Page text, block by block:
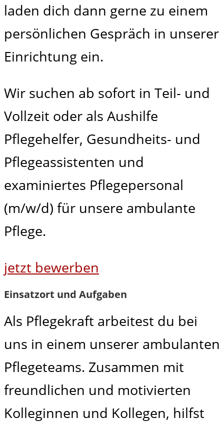
laden dich dann gerne zu einem
persönlichen Gespräch in unserer
Einrichtung ein.
Wir suchen ab sofort in Teil- und
Vollzeit oder als Aushilfe
Pflegehelfer, Gesundheits- und
Pflegeassistenten und
examiniertes Pflegepersonal
(m/w/d) für unsere ambulante
Pflege.
jetzt bewerben
Einsatzort und Aufgaben
Als Pflegekraft arbeitest du bei
uns in einem unserer ambulanten
Pflegeteams. Zusammen mit
freundlichen und motivierten
Kolleginnen und Kollegen, hilfst